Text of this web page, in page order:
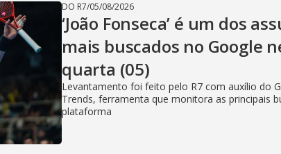
DO R7/05/08/2026
‘João Fonseca’ é um dos
mais buscados no Google
quarta (05)
Levantamento foi feito pelo R7 com auxílio do
Trends, ferramenta que monitora as principais
plataforma